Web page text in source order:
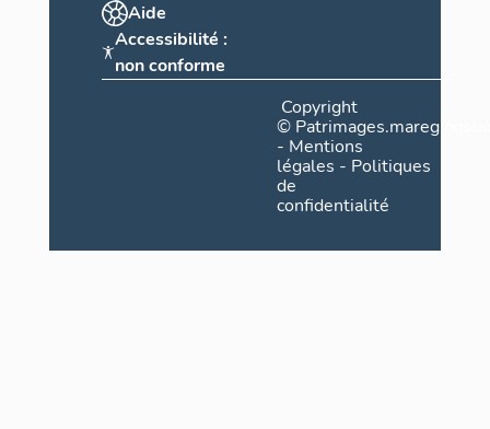
Aide
Accessibilité :
non conforme
Copyright
©
- Mentions
légales - Politiques
de
confidentialité